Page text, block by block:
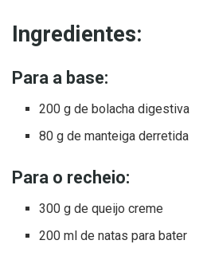
Ingredientes:
Para a base:
200 g de bolacha digestiva
80 g de manteiga derretida
Para o recheio:
300 g de queijo creme
200 ml de natas para bater